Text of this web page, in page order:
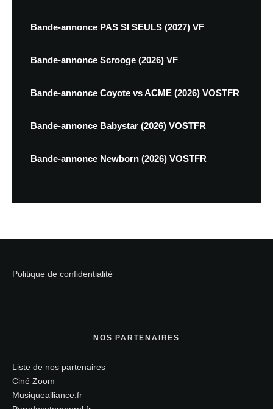
Bande-annonce PAS SI SEULS (2027) VF
Bande-annonce Scrooge (2026) VF
Bande-annonce Coyote vs ACME (2026) VOSTFR
Bande-annonce Babystar (2026) VOSTFR
Bande-annonce Newborn (2026) VOSTFR
Politique de confidentialité
NOS PARTENAIRES
Liste de nos partenaires
Ciné Zoom
Musiquealliance.fr